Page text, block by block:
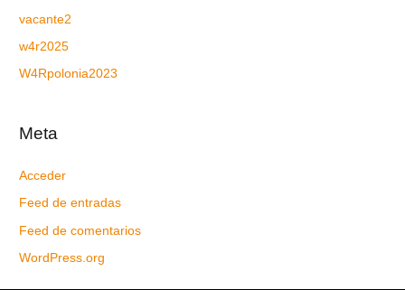
vacante2
w4r2025
W4Rpolonia2023
Meta
Acceder
Feed de entradas
Feed de comentarios
WordPress.org